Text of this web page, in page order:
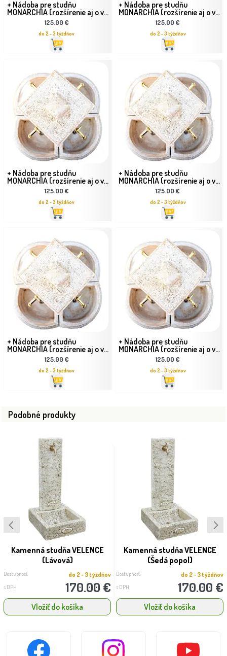
+ Nádoba pre studňu
MONARCHIA (rozšírenie aj o v...
125.00 €
do 2 - 3 týždňov
+ Nádoba pre studňu
MONARCHIA (rozšírenie aj o v...
125.00 €
do 2 - 3 týždňov
+ Nádoba pre studňu
MONARCHIA (rozšírenie aj o v...
125.00 €
do 2 - 3 týždňov
+ Nádoba pre studňu
MONARCHIA (rozšírenie aj o v...
125.00 €
do 2 - 3 týždňov
+ Nádoba pre studňu
MONARCHIA (rozšírenie aj o v...
125.00 €
do 2 - 3 týždňov
+ Nádoba pre studňu
MONARCHIA (rozšírenie aj o v...
125.00 €
do 2 - 3 týždňov
Podobné produkty
Kamenná studňa VELENCE
(Lávová)
Dostupnosť: do 2 - 3 týždňov
s DPH 170.00 €
Vložiť do košíka
Kamenná studňa VELENCE
(Šedá popol)
Dostupnosť: do 2 - 3 týždňov
s DPH 170.00 €
Vložiť do košíka